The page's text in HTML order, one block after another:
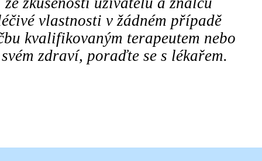
vlastnosti v žádném případě
kvalifikovaným terapeutem nebo
zdraví, poraďte se s lékařem.